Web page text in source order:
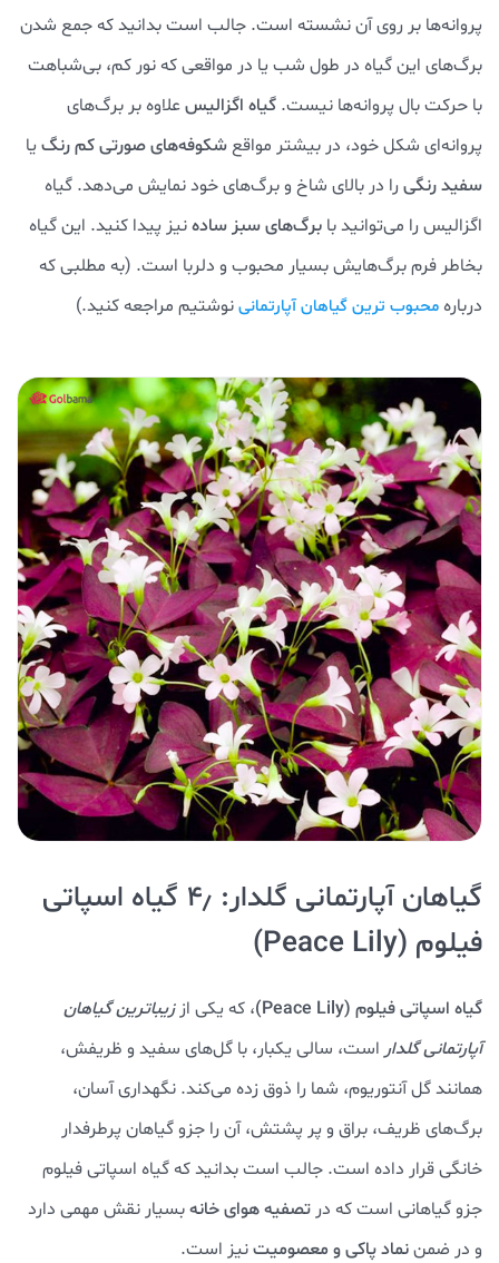
پروانه‌ها بر روی آن نشسته‌ است. جالب است بدانید که جمع شدن
برگ‌های این گیاه در طول شب یا در مواقعی که نور کم، بی‌شباهت
با حرکت بال پروانه‌ها نیست. گیاه اگزالیسعلاوه بر برگ‌های
پروانه‌ای شکل خود، در بیشتر مواقعشکوفه‌های صورتی کم رنگ یا
سفید رنگی را در بالای شاخ و برگ‌های خود نمایش می‌دهد. گیاه
اگزالیس را می‌توانید با برگ‌های سبز سادهنیز پیدا کنید. این گیاه
بخاطر فرم برگ‌هایش بسیار محبوب و دلربا است. (به مطلبی که
دربارهمحبوب ترین گیاهان آپارتمانینوشتیم مراجعه کنید.)
گیاهان آپارتمانی گلدار: ۴٫ گیاه اسپاتی
فیلوم (Peace Lily)
گیاه اسپاتی فیلوم (Peace Lily) ، که یکی اززیباترین گیاهان
آپارتمانی گلدار است، سالی یکبار، با گل‌های سفید و ظریفش،
همانند گل آنتوریوم، شما را ذوق زده می‌کند. نگهداری آسان،
برگ‌های ظریف، براق و پر پشتش، آن را جزو گیاهان پرطرفدار
خانگی قرار داده است. جالب است بدانید که گیاه اسپاتی فیلوم
جزو گیاهانی است که در تصفیه هوای خانهبسیار نقش مهمی دارد
و در ضمننماد پاکی و معصومیتنیز است.